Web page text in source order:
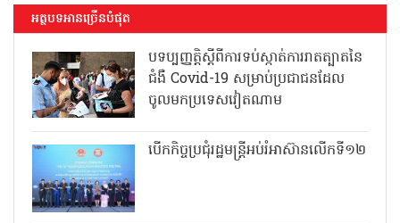
អត្ថបទអានច្រើនបំផុត
បទប្បញ្ញត្តិស្តីពីការទប់ស្កាត់ការរាតត្បាតនៃ
ជំងឺ Covid-19 សម្រាប់ប្រជាជនដែល
ចូលមកប្រទេសវៀតណាម
បើកកិច្ចប្រជុំរដ្ឋមន្ត្រីអប់រំអាស៊ានលើកទី១២